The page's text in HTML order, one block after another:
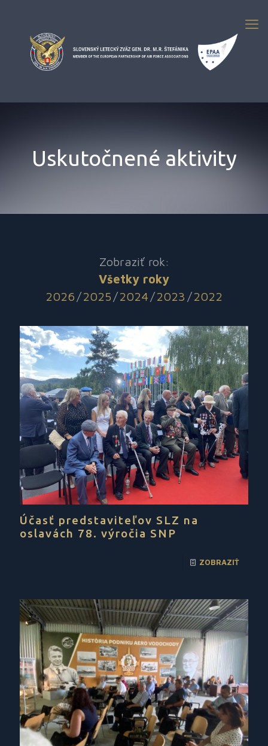
Uskutočnené aktivity
Zobraziť rok:
Všetky roky
2026 /2025 /2024/2023 /2022
Účasť predstaviteľov SLZ na
oslavách 78. výročia SNP
ZOBRAZIŤ